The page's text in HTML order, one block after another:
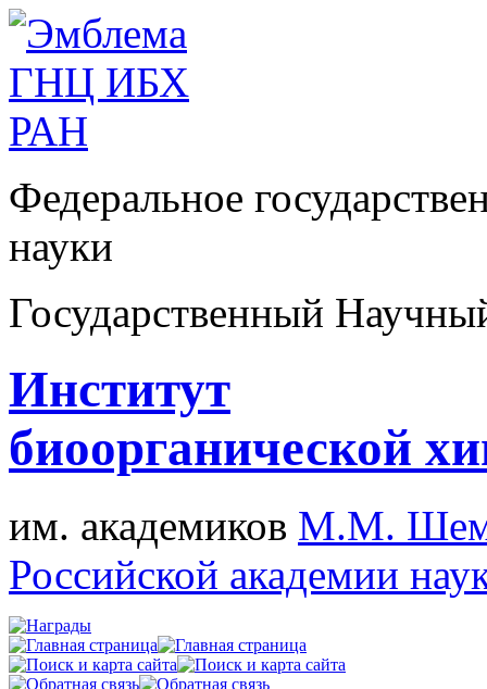
Федеральное
науки
Государственный
Институт
биоорганической
им. академиков М.М.
Российской академии